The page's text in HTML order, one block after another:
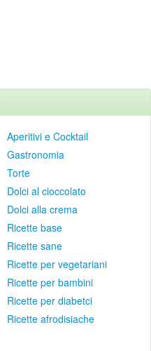
Aperitivi e Cocktail
Gastronomia
Torte
Dolci al cioccolato
Dolci alla crema
Ricette base
Ricette sane
Ricette per vegetariani
Ricette per bambini
Ricette per diabetci
Ricette afrodisiache